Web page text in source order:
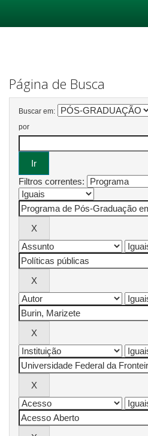
Página de Busca
Buscar em:
por
Filtros correntes: